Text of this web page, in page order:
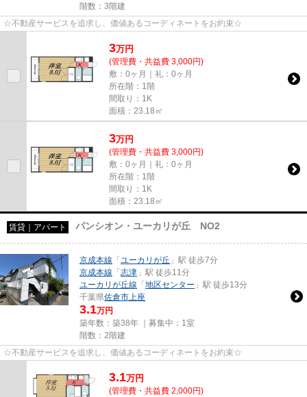
階数：3階建
☆不動産サービスを追求し、価値あるコーディネートをお約束☆
3万円
(管理費・共益費 3,000円)
敷：0ヶ月｜礼：0ヶ月
所在階：1階
間取り：1K
面積：23.18㎡
3万円
(管理費・共益費 3,000円)
敷：0ヶ月｜礼：0ヶ月
所在階：1階
間取り：1K
面積：23.18㎡
賃貸｜アパート パンシオン・ユーカリが丘 NO2
京成本線 「 ユーカリが丘 」駅 徒歩7分
京成本線 「 志津 」駅 徒歩11分
ユーカリが丘線 「 地区センター 」駅 徒歩13分
千葉県佐倉市上座
3.1万円
築年数：築38年 ｜募集中： 1室
階数：2階建
☆不動産サービスを追求し、価値あるコーディネートをお約束☆
3.1万円
(管理費・共益費 2,000円)